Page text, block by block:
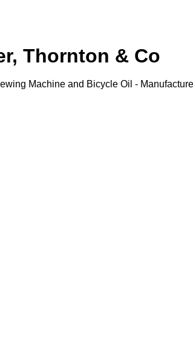
Thornton & Co
Machine and Bicycle Oil -